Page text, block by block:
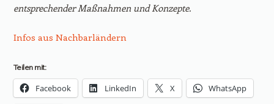
entsprechender Maßnahmen und Konzepte.
Infos aus Nachbarländern
Teilen mit:
Facebook LinkedIn X WhatsApp